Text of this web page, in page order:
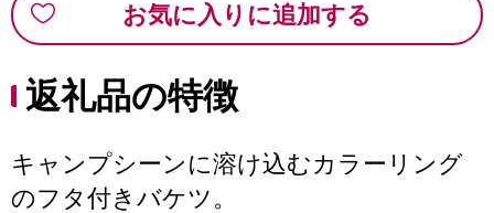
お気に入りに追加する
返礼品の特徴
キャンプシーンに溶け込むカラーリング
のフタ付きバケツ。